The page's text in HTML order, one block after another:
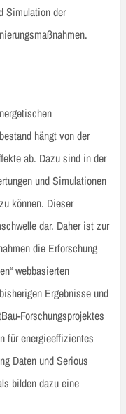
Simulation der
hängt von der
ab. Dazu sind in der
und Simulationen
können. Dieser
dar. Daher ist zur
die Erforschung
webbasierten
Ergebnisse und
Forschungsprojektes
für energieeffizientes
Daten und Serious
bilden dazu eine